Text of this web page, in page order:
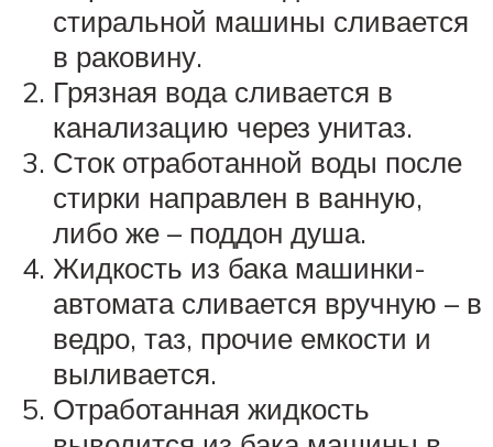
стиральной машины сливается
в раковину.
Грязная вода сливается в
канализацию через унитаз.
Сток отработанной воды после
стирки направлен в ванную,
либо же – поддон душа.
Жидкость из бака машинки-
автомата сливается вручную – в
ведро, таз, прочие емкости и
выливается.
Отработанная жидкость